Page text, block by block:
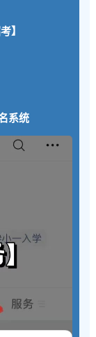
】
系统